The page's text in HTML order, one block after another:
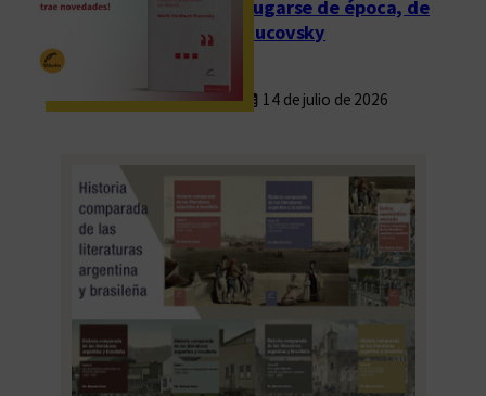
Fugarse de época, de
Rucovsky
14 de julio de 2026